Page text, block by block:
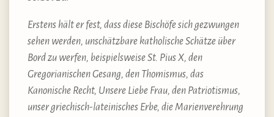
Erstens hält er fest, dass diese Bischöfe sich gezwungen
sehen werden, unschätzbare katholische Schätze über
Bord zu werfen, beispielsweise St. Pius X, den
Gregorianischen Gesang, den Thomismus, das
Kanonische Recht, Unsere Liebe Frau, den Patriotismus,
unser griechisch-lateinisches Erbe, die Marienverehrung